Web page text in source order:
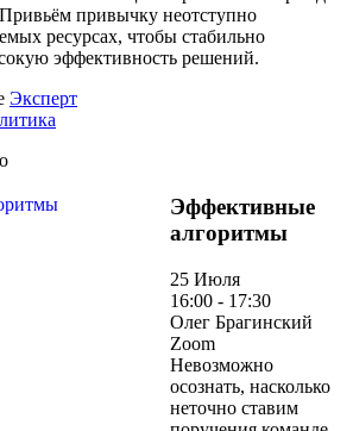
Привьём привычку неотступно
ресурсах, чтобы стабильно
эффективность решений.
Эксперт
Эффективные
алгоритмы
25 Июля
16:00 - 17:30
Олег Брагинский
Zoom
Невозможно
осознать, насколько
неточно ставим